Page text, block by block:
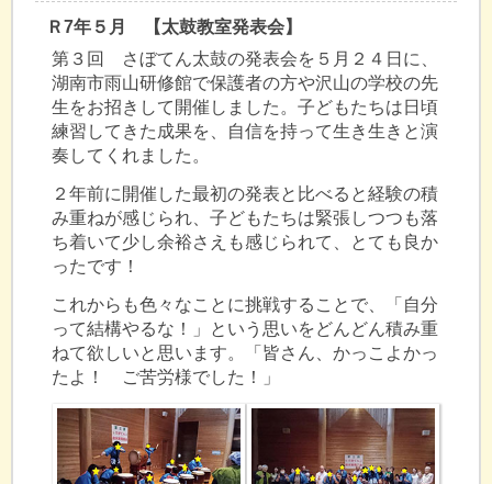
Ｒ7年５月 【太鼓教室発表会】
第３回 さぼてん太鼓の発表会を５月２４日に、
湖南市雨山研修館で保護者の方や沢山の学校の先
生をお招きして開催しました。子どもたちは日頃
練習してきた成果を、自信を持って生き生きと演
奏してくれました。
２年前に開催した最初の発表と比べると経験の積
み重ねが感じられ、子どもたちは緊張しつつも落
ち着いて少し余裕さえも感じられて、とても良か
ったです！
これからも色々なことに挑戦することで、「自分
って結構やるな！」という思いをどんどん積み重
ねて欲しいと思います。「皆さん、かっこよかっ
たよ！ ご苦労様でした！」